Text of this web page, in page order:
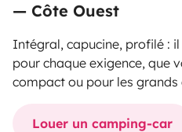
— Côte Ouest
Intégral, capucine, profilé :
pour chaque exigence, que
compact ou pour les grands
Louer un camping-car